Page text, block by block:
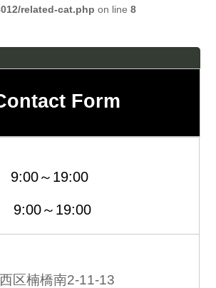
related-cat.php on line8
Form
9:00～19:00
9:00～19:00
区楠橋南2-11-13